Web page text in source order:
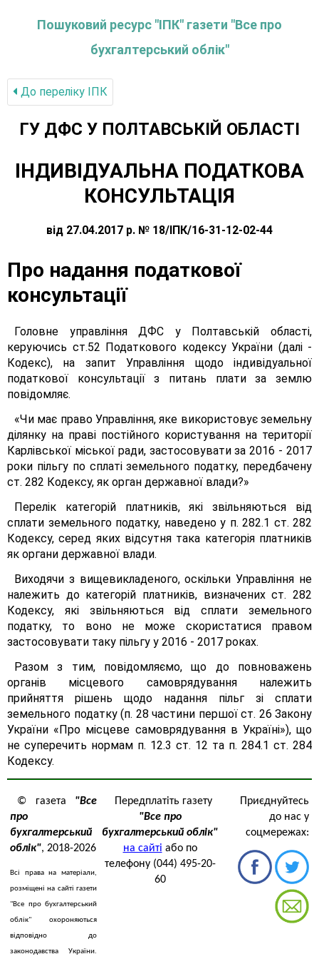
Пошуковий ресурс "ІПК" газети "Все про
бухгалтерський облік"
До переліку IПК
ГУ ДФС У ПОЛТАВСЬКIЙ ОБЛАСТI
ІНДИВІДУАЛЬНА ПОДАТКОВА
КОНСУЛЬТАЦІЯ
від 27.04.2017 р. № 18/ІПК/16-31-12-02-44
Про надання податкової
консультації
Головне управління ДФС у Полтавській області,
керуючись ст.52 Податкового кодексу України (далі -
Кодекс), на запит Управління щодо індивідуальної
податкової консультації з питань плати за землю
повідомляє.
«Чи має право Управління, яке використовує земельну
ділянку на праві постійного користування на території
Карлівської міської ради, застосовувати за 2016 - 2017
роки пільгу по сплаті земельного податку, передбачену
ст. 282 Кодексу, як орган державної влади?»
Перелік категорій платників, які звільняються від
сплати земельного податку, наведено у п. 282.1 ст. 282
Кодексу, серед яких відсутня така категорія платників
як органи державної влади.
Виходячи з вищевикладеного, оскільки Управління не
належить до категорій платників, визначених ст. 282
Кодексу, які звільняються від сплати земельного
податку, то воно не може скористатися правом
застосовувати таку пільгу у 2016 - 2017 роках.
Разом з тим, повідомляємо, що до повноважень
органів місцевого самоврядування належить
прийняття рішень щодо надання пільг зі сплати
земельного податку (п. 28 частини першої ст. 26 Закону
України «Про місцеве самоврядування в Україні»), що
не суперечить нормам п. 12.3 ст. 12 та п. 284.1 ст. 284
Кодексу.
© газета "Все
про
бухгалтерський
облік", 2018-2026
Всі права на матеріали,
розміщені на сайті газети
"Все про бухгалтерський
облік" охороняються
відповідно до
законодавства України.
Передплатіть газету
"Все про
бухгалтерський облік"
на сайті або по
телефону (044) 495-20-
60
Приєднуйтесь
до нас у
соцмережах: